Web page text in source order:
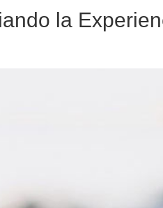
la